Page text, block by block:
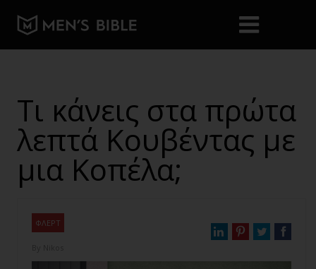
Τι κάνεις στα πρώτα
λεπτά Κουβέντας με
μια Κοπέλα;
ΦΛΕΡΤ